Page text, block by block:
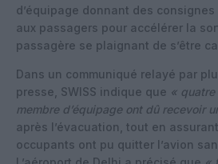
d’équipage donnant des
aux passagers pour accélérer la
passagère se plaignant de s’être
Dans un communiqué relayé par
presse, SWISS indique que «
membre d’équipage ont dû recevoir
après l’évacuation, tout en
occupants ont pu quitter l’avion